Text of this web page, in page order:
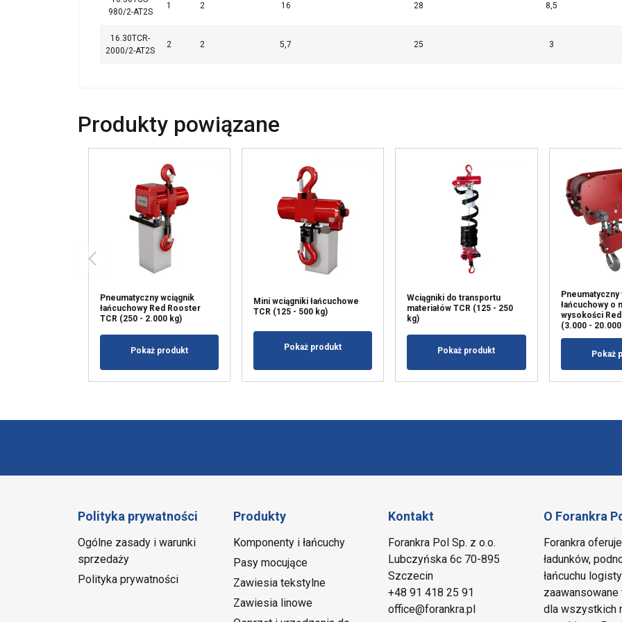
980/2-AT2S
1 2 16 28 8,5
16.30TCR-
2000/2-AT2S
2 2 5,7 25 3
Produkty powiązane
Pneumatyczny wciągnik
łańcuchowy Red Rooster
TCR (250 - 2.000 kg)
Pokaż produkt
Mini wciągniki łańcuchowe
TCR (125 - 500 kg)
Pokaż produkt
Wciągniki do transportu
materiałów TCR (125 - 250
kg)
Pokaż produkt
Pneumatyczny
łańcuchowy o
wysokości
(3.000 -
Pokaż
Polityka prywatności
Ogólne zasady i warunki
sprzedaży
Polityka prywatności
Produkty
Komponenty i łańcuchy
Pasy mocujące
Zawiesia tekstylne
Zawiesia linowe
Kontakt
Forankra Pol Sp. z o.o.
Lubczyńska 6c 70-895
Szczecin
+48 91 418 25 91
office@forankra.pl
O Forankra
Forankra
ładunków,
łańcuchu
dla wszystkich